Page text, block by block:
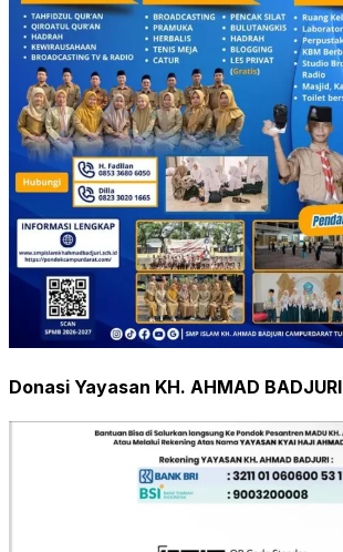
Donasi Yayasan KH. AHMAD BADJURI